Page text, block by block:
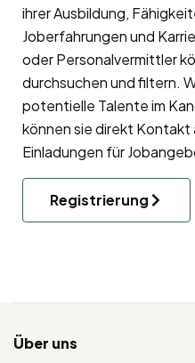
ihrer Ausbildung,
Joberfahrungen und
oder Personalvermittler
durchsuchen und filtern.
potentielle Talente im
können sie direkt
Einladungen für
Registrierung
Über uns